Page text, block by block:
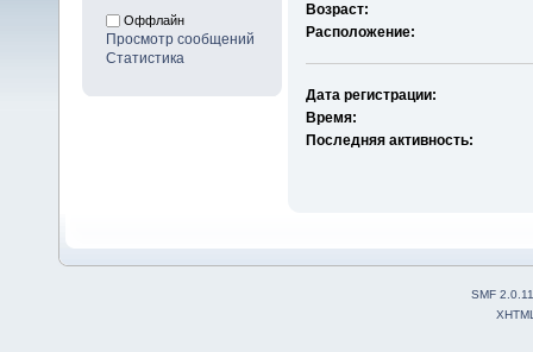
Оффлайн
Просмотр сообщений
Статистика
Возраст:
Расположение:
Дата регистрации:
Время:
Последняя активность:
SMF 2.0.11